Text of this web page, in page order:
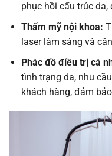
phục hồi cấu trúc da,
Thẩm mỹ nội khoa:
laser làm sáng và
Phác đồ điều trị cá
tình trạng da, nhu
khách hàng, đảm